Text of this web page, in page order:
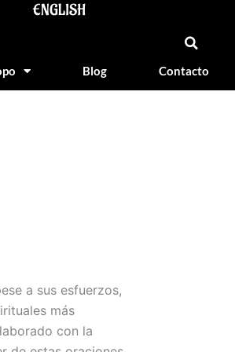
ENGLISH
Blog Contacto
a sus esfuerzos,
más
con la